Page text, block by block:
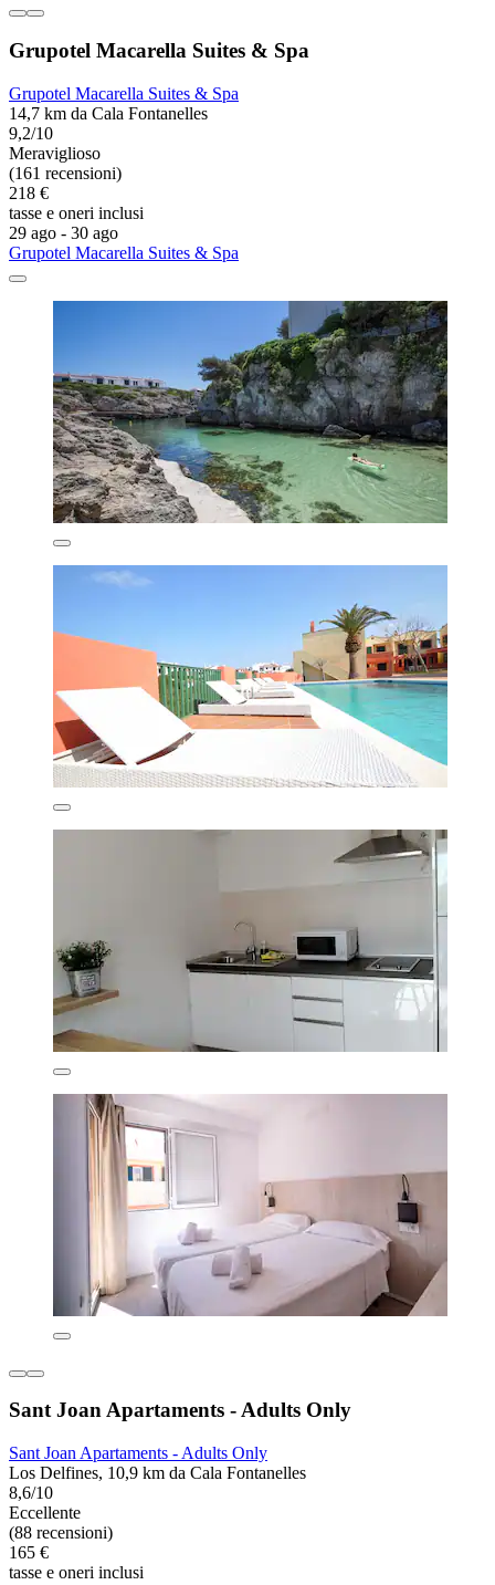
Grupotel Macarella Suites & Spa
Grupotel Macarella Suites & Spa
14,7 km da Cala Fontanelles
9,2/10
Meraviglioso
(161 recensioni)
218 €
tasse e oneri inclusi
29 ago - 30 ago
Grupotel Macarella Suites & Spa
Sant Joan Apartaments - Adults Only
Sant Joan Apartaments - Adults Only
Los Delfines, 10,9 km da Cala Fontanelles
8,6/10
Eccellente
(88 recensioni)
165 €
tasse e oneri inclusi